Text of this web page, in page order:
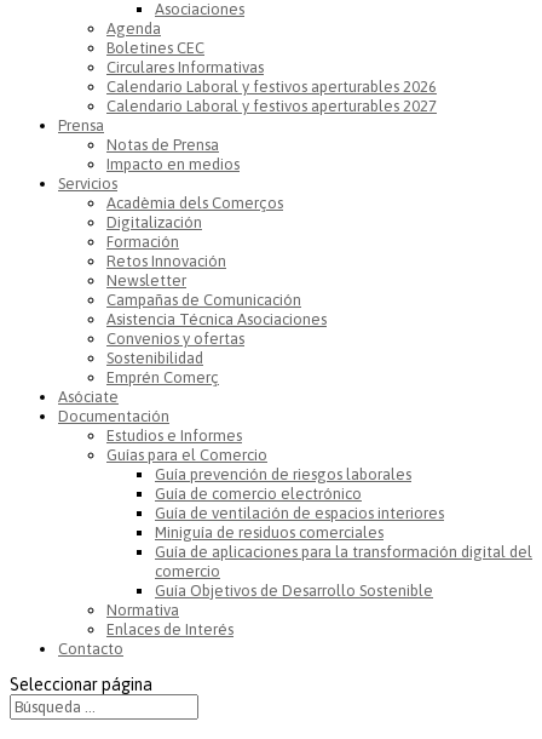
Asociaciones
Agenda
Boletines CEC
Circulares Informativas
Calendario Laboral y festivos aperturables 2026
Calendario Laboral y festivos aperturables 2027
Prensa
Notas de Prensa
Impacto en medios
Servicios
Acadèmia dels Comerços
Digitalización
Formación
Retos Innovación
Newsletter
Campañas de Comunicación
Asistencia Técnica Asociaciones
Convenios y ofertas
Sostenibilidad
Emprén Comerç
Asóciate
Documentación
Estudios e Informes
Guías para el Comercio
Guía prevención de riesgos laborales
Guía de comercio electrónico
Guía de ventilación de espacios interiores
Miniguía de residuos comerciales
Guía de aplicaciones para la transformación digital del
comercio
Guía Objetivos de Desarrollo Sostenible
Normativa
Enlaces de Interés
Contacto
Seleccionar página